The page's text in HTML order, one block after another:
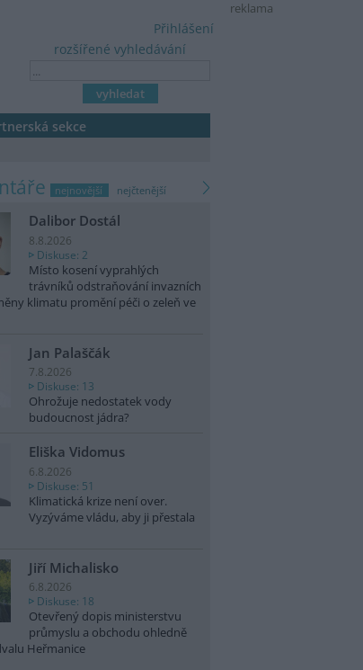
reklama
rozšířené vyhledávání
Přihlášení
sekce
nejnovější nejčtenější
Dalibor Dostál
8.8.2026
Diskuse: 2
Místo kosení vyprahlých
trávníků odstraňování invazních
klimatu promění péči o zeleň ve
Jan Palaščák
7.8.2026
Diskuse: 13
Ohrožuje nedostatek vody
budoucnost jádra?
Eliška Vidomus
6.8.2026
Diskuse: 51
Klimatická krize není over.
Vyzýváme vládu, aby ji přestala
Jiří Michalisko
6.8.2026
Diskuse: 18
Otevřený dopis ministerstvu
průmyslu a obchodu ohledně
Heřmanice